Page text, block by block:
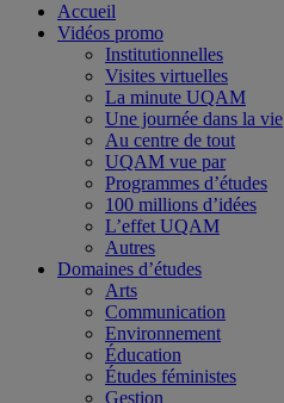
Accueil
Vidéos promo
Institutionnelles
Visites virtuelles
La minute UQAM
Une journée dans la vie
Au centre de tout
UQAM vue par
Programmes d’études
100 millions d’idées
L’effet UQAM
Autres
Domaines d’études
Arts
Communication
Environnement
Éducation
Études féministes
Gestion